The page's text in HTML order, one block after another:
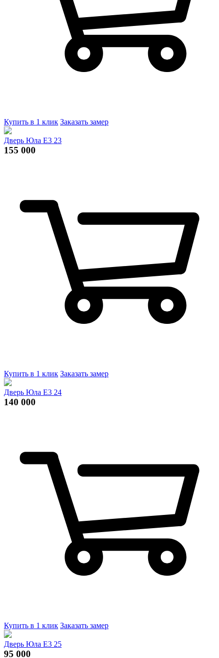
Купить в 1 клик Заказать замер
Дверь Юла Е3 23
155 000
Купить в 1 клик Заказать замер
Дверь Юла Е3 24
140 000
Купить в 1 клик Заказать замер
Дверь Юла Е3 25
95 000